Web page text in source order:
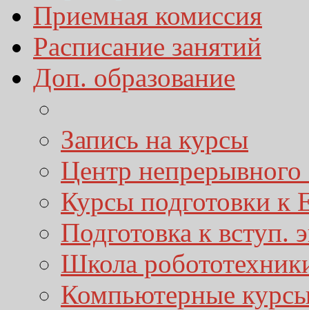
Приемная комиссия
Расписание занятий
Доп. образование
Запись на курсы
Центр непрерывного
Курсы подготовки
Подготовка к вступ.
Школа
Компьютерные